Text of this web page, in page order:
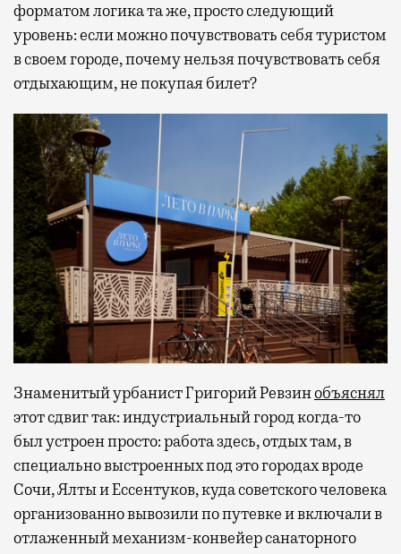
форматом логика та же, просто следующий
уровень: если можно почувствовать себя туристом
в своем городе, почему нельзя почувствовать себя
отдыхающим, не покупая билет?
Знаменитый урбанист Григорий Ревзинобъяснял
этот сдвиг так: индустриальный город когда-то
был устроен просто: работа здесь, отдых там, в
специально выстроенных под это городах вроде
Сочи, Ялты и Ессентуков, куда советского человека
организованно вывозили по путевке и включали в
отлаженный механизм-конвейер санаторного